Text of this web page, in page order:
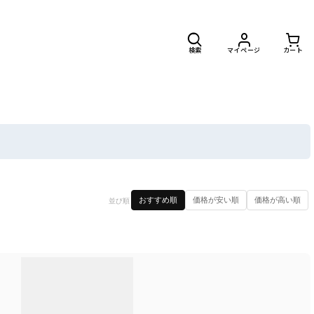
検索 マイページ カート
並び順 おすすめ順 価格が安い順 価格が高い順